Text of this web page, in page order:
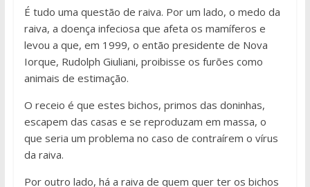
É tudo uma questão de raiva. Por um lado, o medo da
raiva, a doença infeciosa que afeta os mamíferos e
levou a que, em 1999, o então presidente de Nova
Iorque, Rudolph Giuliani, proibisse os furões como
animais de estimação.
O receio é que estes bichos, primos das doninhas,
escapem das casas e se reproduzam em massa, o
que seria um problema no caso de contraírem o vírus
da raiva.
Por outro lado, há a raiva de quem quer ter os bichos